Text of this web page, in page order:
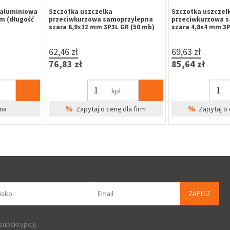
8 (8 mm x
firm
Uszczelka do kabin prysznicowych,
przezroczysta TSS-001-08 (8 mm x
2200 mm) CLR
15,75 zł
19,37 zł
% Zapytaj o cenę dla firm
Uszczelka do
przezroczysta
2200 mm) CLR
15,75 zł
19,37 zł
% Zapytaj o
ZAPISZ